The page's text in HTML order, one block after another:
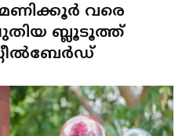
വരെ
ബ്ലൂടൂത്ത്